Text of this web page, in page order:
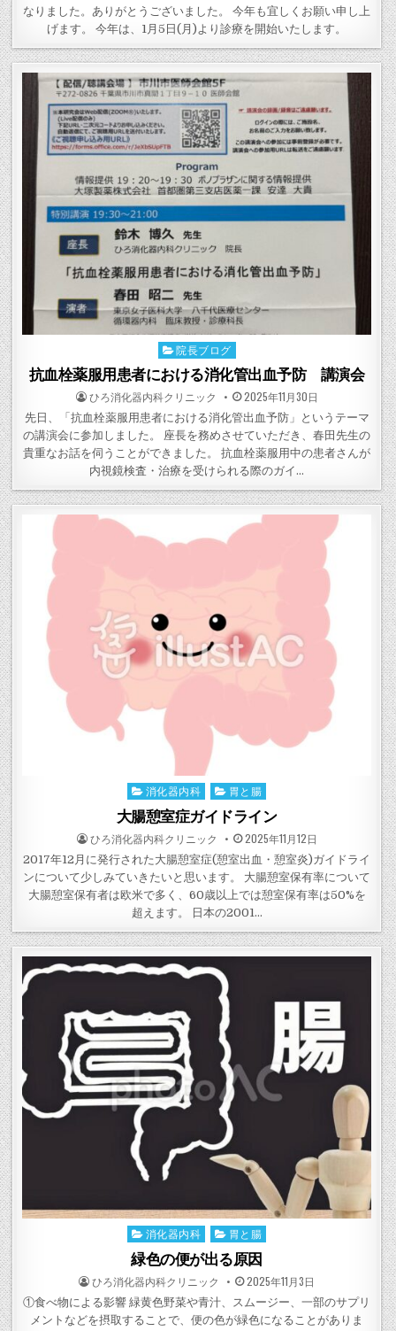
なりました。ありがとうございました。 今年も宜しくお願い申し上
げます。 今年は、1月5日(月)より診療を開始いたします。
Posted
in
院長ブログ
抗血栓薬服用患者における消化管出血予防 講演会
POSTED
BY
ひろ消化器内科クリニック POSTED
ON
2025年11月30日
先日、「抗血栓薬服用患者における消化管出血予防」というテーマ
の講演会に参加しました。 座長を務めさせていただき、春田先生の
貴重なお話を伺うことができました。 抗血栓薬服用中の患者さんが
内視鏡検査・治療を受けられる際のガイ…
Posted
in
消化器内科 胃と腸
大腸憩室症ガイドライン
POSTED
BY
ひろ消化器内科クリニック POSTED
ON
2025年11月12日
2017年12月に発行された大腸憩室症(憩室出血・憩室炎)ガイドライ
ンについて少しみていきたいと思います。 大腸憩室保有率について
大腸憩室保有者は欧米で多く、60歳以上では憩室保有率は50%を
超えます。 日本の2001…
Posted
in
消化器内科 胃と腸
緑色の便が出る原因
POSTED
BY
ひろ消化器内科クリニック POSTED
ON
2025年11月3日
①食べ物による影響 緑黄色野菜や青汁、スムージー、一部のサプリ
メントなどを摂取することで、便の色が緑色になることがありま